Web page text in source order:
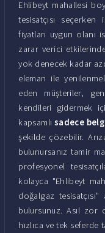
Ehlibeyt mahallesi
tesisatçısı
fiyatları uygun olanı
zarar verici
yok denecek kadar
eleman ile
eden müşteriler,
kendileri gidermek
kapsamlı sadece
şekilde çözebilir.
bulunursanız tamir
profesyonel
kolayca "Ehlibeyt
doğalgaz tesisatçısı"
bulursunuz. Asıl zor
hızlıca ve tek seferde